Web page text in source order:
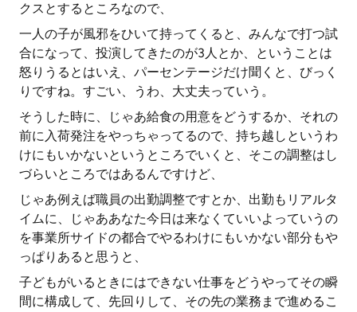
クスとするところなので、
一人の子が風邪をひいて持ってくると、みんなで打つ試
合になって、投演してきたのが3人とか、ということは
怒りうるとはいえ、パーセンテージだけ聞くと、びっく
りですね。すごい、うわ、大丈夫っていう。
そうした時に、じゃあ給食の用意をどうするか、それの
前に入荷発注をやっちゃってるので、持ち越しというわ
けにもいかないというところでいくと、そこの調整はし
づらいところではあるんですけど、
じゃあ例えば職員の出勤調整ですとか、出勤もリアルタ
イムに、じゃああなた今日は来なくていいよっていうの
を事業所サイドの都合でやるわけにもいかない部分もや
っぱりあると思うと、
子どもがいるときにはできない仕事をどうやってその瞬
間に構成して、先回りして、その先の業務まで進めるこ